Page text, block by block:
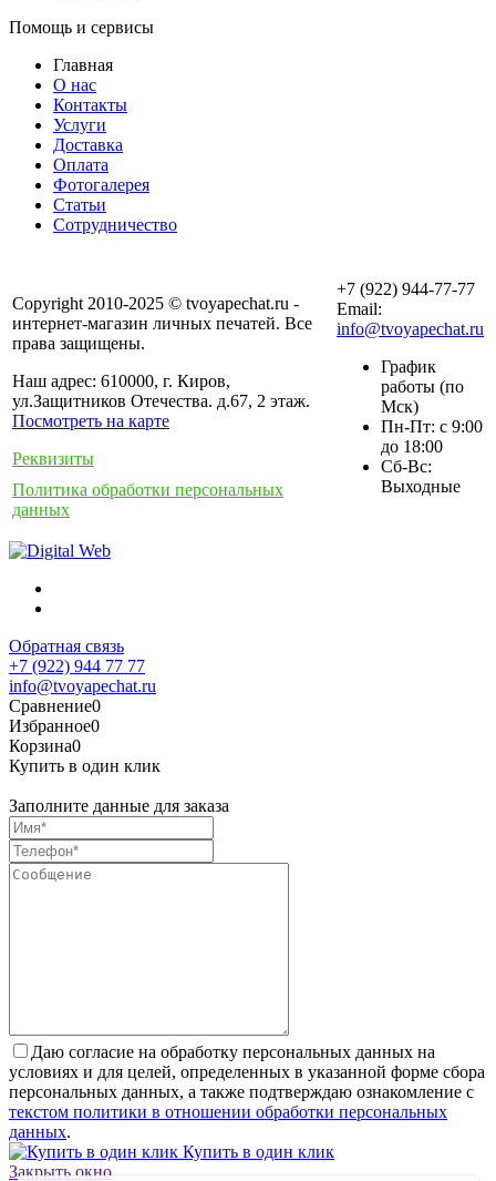
Помощь и сервисы
Главная
О нас
Контакты
Услуги
Доставка
Оплата
Фотогалерея
Статьи
Сотрудничество
Copyright 2010-2025 © tvoyapechat.ru -
интернет-магазин личных печатей. Все
права защищены.
Наш адрес: 610000, г. Киров,
ул.Защитников Отечества. д.67, 2 этаж.
Посмотреть на карте
Реквизиты
Политика обработки персональных
данных
+7 (922) 944-77-77
Email:
info@tvoyapechat.ru
График
работы (по
Мск)
Пн-Пт: с 9:00
до 18:00
Сб-Вс:
Выходные
Обратная связь
+7 (922) 944 77 77
info@tvoyapechat.ru
Сравнение0
Избранное0
Корзина0
Купить в один клик
Заполните данные для заказа
Даю согласие на обработку персональных данных на
условиях и для целей, определенных в указанной форме сбора
персональных данных, а также подтверждаю ознакомление с
текстом политики в отношении обработки персональных
данных.
Купить в один клик
Закрыть окно